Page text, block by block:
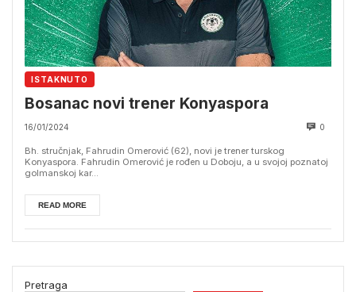
ISTAKNUTO
Bosanac novi trener Konyaspora
16/01/2024 0
Bh. stručnjak, Fahrudin Omerović (62), novi je trener turskog
Konyaspora. Fahrudin Omerović je rođen u Doboju, a u svojoj poznatoj
golmanskoj kar...
READ MORE
Pretraga